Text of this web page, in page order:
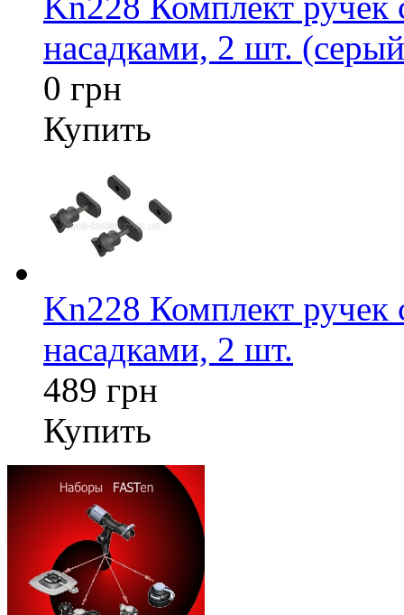
насадками, 2 шт.
0 грн
Купить
Kn228 Комплект
насадками, 2 шт.
489 грн
Купить